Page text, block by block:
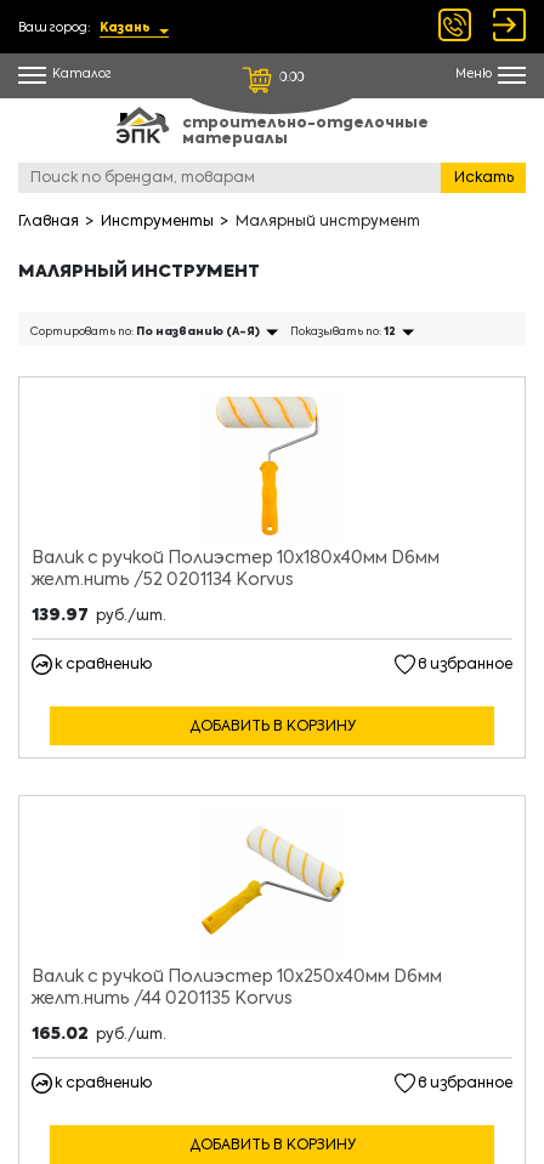
Ваш город: Казань
Каталог 0.00 Меню
строительно-отделочные
материалы
Искать
Главная Инструменты Малярный инструмент
МАЛЯРНЫЙ ИНСТРУМЕНТ
Сортировать по: По названию (А-Я) Показывать по: 12
Валик с ручкой Полиэстер 10х180х40мм D6мм
желт.нить /52 0201134 Korvus
139.97 руб./шт.
к сравнению в избранное
ДОБАВИТЬ В КОРЗИНУ
Валик с ручкой Полиэстер 10х250х40мм D6мм
желт.нить /44 0201135 Korvus
165.02 руб./шт.
к сравнению в избранное
ДОБАВИТЬ В КОРЗИНУ